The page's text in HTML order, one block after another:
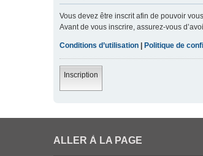
Vous devez être inscrit afin de pouvoir
Avant de vous inscrire, assurez-vous
Conditions d’utilisation Politique de
Inscription
ALLER À LA PAGE